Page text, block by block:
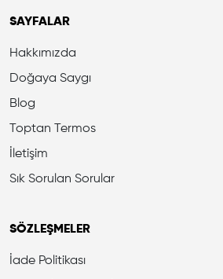
SAYFALAR
Hakkımızda
Doğaya Saygı
Blog
Toptan Termos
İletişim
Sık Sorulan Sorular
SÖZLEŞMELER
İade Politikası